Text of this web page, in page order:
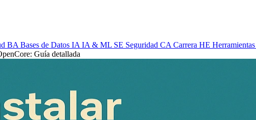
BA Bases de Datos IA IA & ML SE Seguridad CA Carrera HE Herramientas
Guía detallada